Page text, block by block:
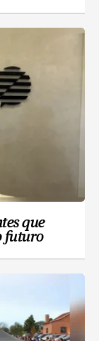
que
futuro